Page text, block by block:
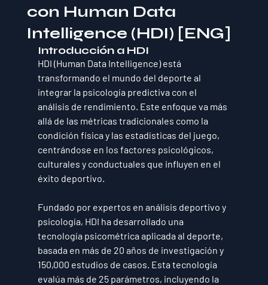
con Human Data
Intelligence (HDI) [ENG]
Introducción a HDI
HDI (Human Data Intelligence) está
transformando el mundo del deporte al
integrar la psicología predictiva con el
análisis de rendimiento. Este enfoque va más
allá de las métricas tradicionales como la
condición física y las estadísticas del juego,
centrándose en los factores psicológicos,
culturales y conductuales que influyen en el
éxito deportivo.
Fundado por expertos en análisis deportivo y
psicología, HDI ha desarrollado una
tecnología psicométrica aplicada al deporte,
basada en más de 20 años de investigación y
150,000 estudios de casos. Esta tecnología
evalúa más de 25 parámetros, incluyendo la